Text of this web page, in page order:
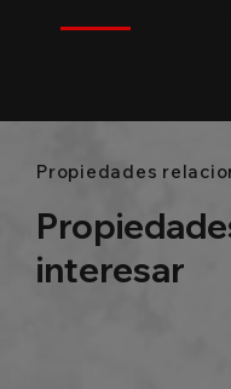
Propiedades
interesar